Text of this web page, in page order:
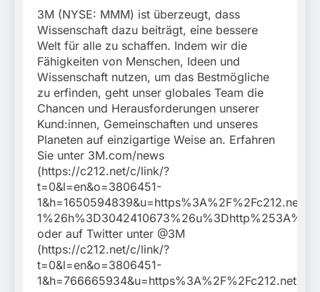
3M (NYSE: MMM) ist überzeugt, dass
Wissenschaft dazu beiträgt, eine bessere
Welt für alle zu schaffen. Indem wir die
Fähigkeiten von Menschen, Ideen und
Wissenschaft nutzen, um das Bestmögliche
zu erfinden, geht unser globales Team die
Chancen und Herausforderungen unserer
Kund:innen, Gemeinschaften und unseres
Planeten auf einzigartige Weise an. Erfahren
Sie unter 3M.com/news
(https://c212.net/c/link/?
t=0&l=en&o=3806451-
oder auf Twitter unter @3M
(https://c212.net/c/link/?
t=0&l=en&o=3806451-